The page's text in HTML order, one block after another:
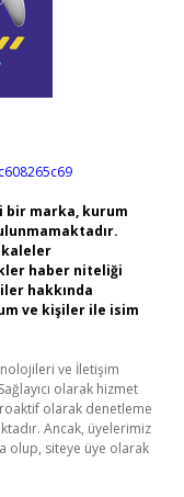
bir marka, kurum
haber niteliği
hakkında
ve kişiler ile isim
ve İletişim
olarak hizmet
olarak denetleme
Ancak, üyelerimiz
olup, siteye üye olarak